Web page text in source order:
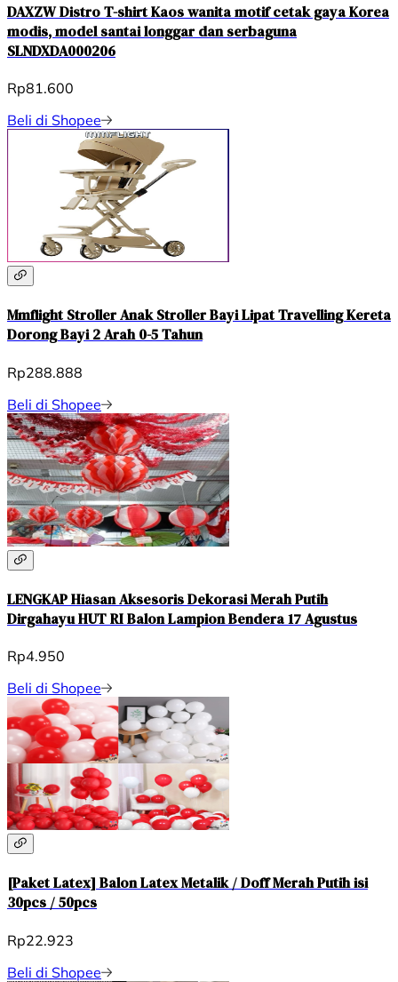
DAXZW Distro T-shirt Kaos wanita motif cetak gaya Korea
modis, model santai longgar dan serbaguna
SLNDXDA000206
Rp81.600
Beli di Shopee
Mmflight Stroller Anak Stroller Bayi Lipat Travelling Kereta
Dorong Bayi 2 Arah 0-5 Tahun
Rp288.888
Beli di Shopee
LENGKAP Hiasan Aksesoris Dekorasi Merah Putih
Dirgahayu HUT RI Balon Lampion Bendera 17 Agustus
Rp4.950
Beli di Shopee
[Paket Latex] Balon Latex Metalik / Doff Merah Putih isi
30pcs / 50pcs
Rp22.923
Beli di Shopee